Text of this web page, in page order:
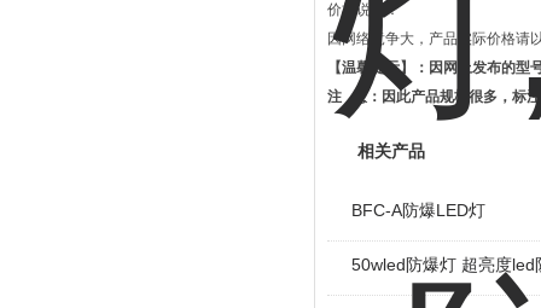
价格说明：
因网络竞争大，产品实际价格请
【温馨提示】：因网上发布的
注 意：因此产品规格很多，标
相关产品
BFC-A防爆LED灯
50wled防爆灯 超亮度led